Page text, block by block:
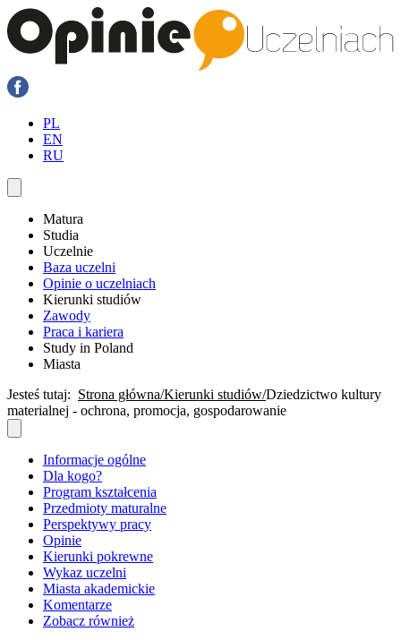
PL
EN
RU
Matura
Studia
Uczelnie
Baza uczelni
Opinie o uczelniach
Kierunki studiów
Zawody
Praca i kariera
Study in Poland
Miasta
Jesteś tutaj: Strona główna Kierunki studiów Dziedzictwo kultury
materialnej - ochrona, promocja, gospodarowanie
Informacje ogólne
Dla kogo?
Program kształcenia
Przedmioty maturalne
Perspektywy pracy
Opinie
Kierunki pokrewne
Wykaz uczelni
Miasta akademickie
Komentarze
Zobacz również